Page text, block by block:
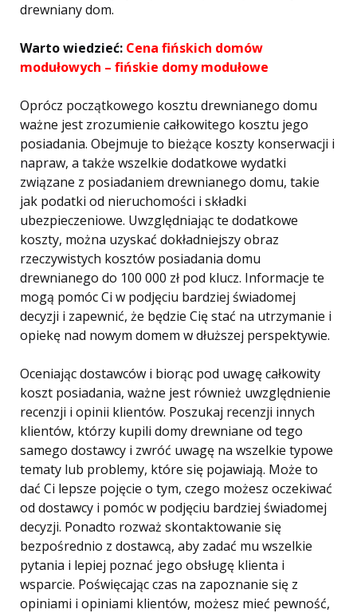
drewniany dom.
Warto wiedzieć: Cena fińskich domów
modułowych – fińskie domy modułowe
Oprócz początkowego kosztu drewnianego domu
ważne jest zrozumienie całkowitego kosztu jego
posiadania. Obejmuje to bieżące koszty konserwacji i
napraw, a także wszelkie dodatkowe wydatki
związane z posiadaniem drewnianego domu, takie
jak podatki od nieruchomości i składki
ubezpieczeniowe. Uwzględniając te dodatkowe
koszty, można uzyskać dokładniejszy obraz
rzeczywistych kosztów posiadania domu
drewnianego do 100 000 zł pod klucz. Informacje te
mogą pomóc Ci w podjęciu bardziej świadomej
decyzji i zapewnić, że będzie Cię stać na utrzymanie i
opiekę nad nowym domem w dłuższej perspektywie.
Oceniając dostawców i biorąc pod uwagę całkowity
koszt posiadania, ważne jest również uwzględnienie
recenzji i opinii klientów. Poszukaj recenzji innych
klientów, którzy kupili domy drewniane od tego
samego dostawcy i zwróć uwagę na wszelkie typowe
tematy lub problemy, które się pojawiają. Może to
dać Ci lepsze pojęcie o tym, czego możesz oczekiwać
od dostawcy i pomóc w podjęciu bardziej świadomej
decyzji. Ponadto rozważ skontaktowanie się
bezpośrednio z dostawcą, aby zadać mu wszelkie
pytania i lepiej poznać jego obsługę klienta i
wsparcie. Poświęcając czas na zapoznanie się z
opiniami i opiniami klientów, możesz mieć pewność,